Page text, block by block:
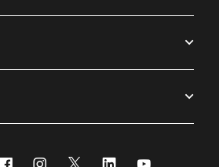
FacebookInstagram
Twitter Linkedin